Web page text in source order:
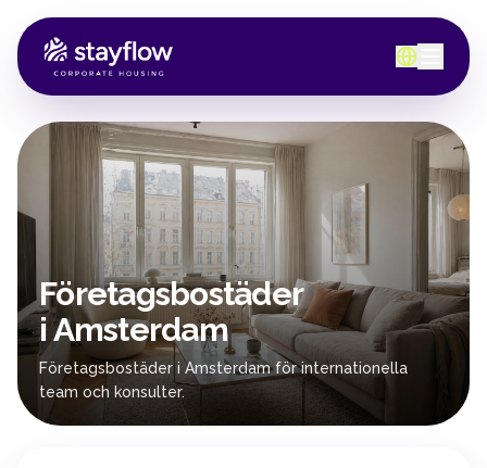
Företagsbostäder
i Amsterdam
Företagsbostäder i Amsterdam för internationella
team och konsulter.